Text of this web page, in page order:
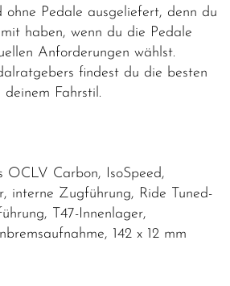
ohne Pedale ausgeliefert, denn du
haben, wenn du die Pedale
Anforderungen wählst.
findest du die besten
Fahrstil.
OCLV Carbon, IsoSpeed,
interne Zugführung, Ride Tuned-
T47-Innenlager,
142 x 12 mm